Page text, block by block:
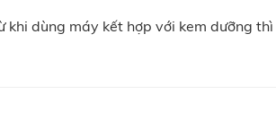
dùng máy kết hợp với kem dưỡng